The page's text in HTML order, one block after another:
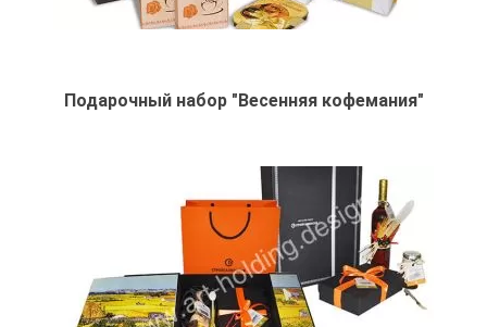
Подарочный набор "Весенняя кофемания"